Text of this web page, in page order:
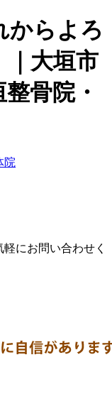
からよろ
｜大垣市
骨院・